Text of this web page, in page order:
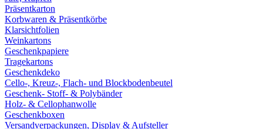
Präsentkarton
Korbwaren & Präsentkörbe
Klarsichtfolien
Weinkartons
Geschenkpapiere
Tragekartons
Geschenkdeko
Cello-, Kreuz-, Flach- und Blockbodenbeutel
Geschenk- Stoff- & Polybänder
Holz- & Cellophanwolle
Geschenkboxen
Versandverpackungen, Display & Aufsteller